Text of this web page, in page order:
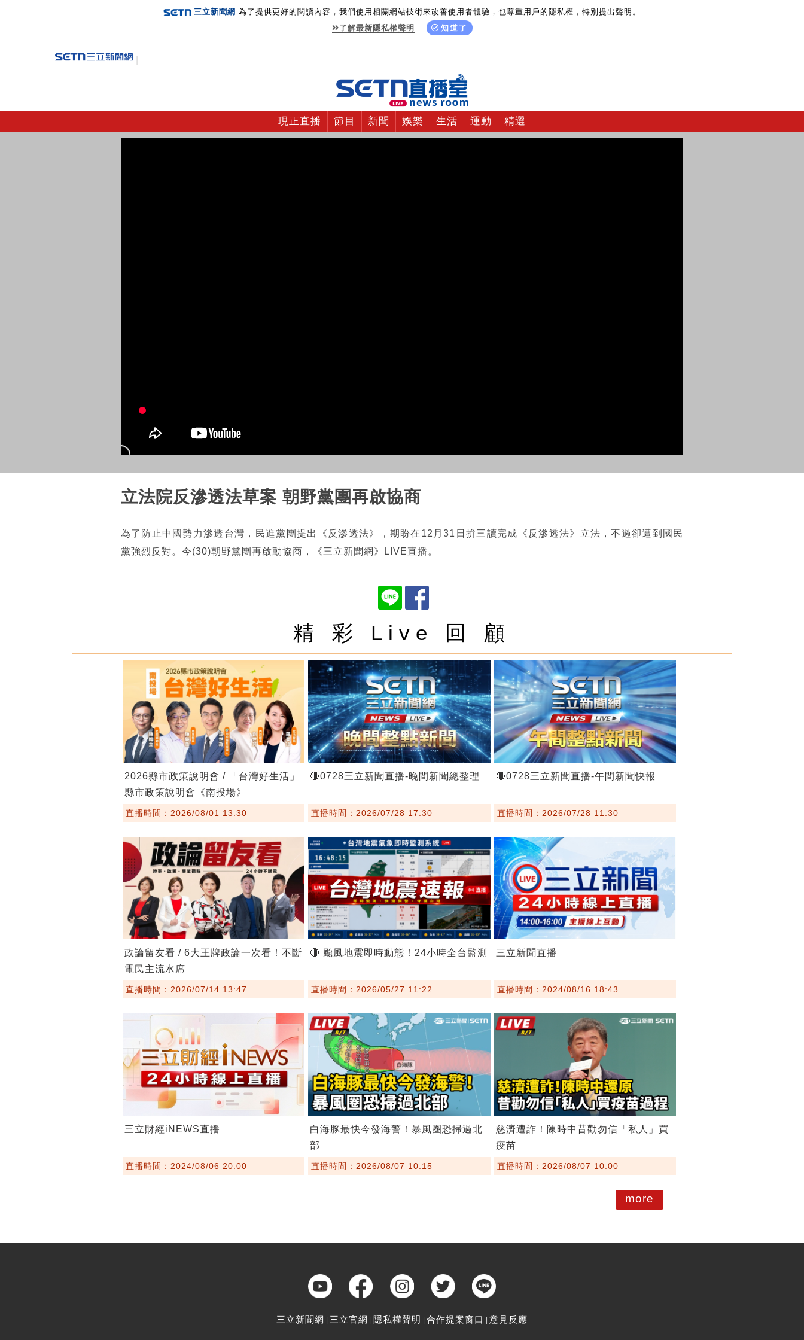
三立新聞網 為了提供更好的閱讀內容，我們使用相關網站技術來改善使用者體驗，也尊重用戶的隱私權，特別提出聲明。
了解最新隱私權聲明
知道了
現正直播 節目 新聞 娛樂 生活 運動 精選
立法院反滲透法草案 朝野黨團再啟協商
為了防止中國勢力滲透台灣，民進黨團提出《反滲透法》，期盼在12月31日拚三讀完成《反滲透法》立法，不過卻遭到國民
黨強烈反對。今(30)朝野黨團再啟動協商，《三立新聞網》LIVE直播。
精 彩 Live 回 顧
2026縣市政策說明會 / 「台灣好生活」
縣市政策說明會《南投場》
直播時間：2026/08/01 13:30
🔴0728三立新聞直播-晚間新聞總整理
直播時間：2026/07/28 17:30
🔴0728三立新聞直播-午間新聞快報
直播時間：2026/07/28 11:30
政論留友看 / 6大王牌政論一次看！不斷
電民主流水席
直播時間：2026/07/14 13:47
🔴 颱風地震即時動態！24小時全台監測
直播時間：2026/05/27 11:22
三立新聞直播
直播時間：2024/08/16 18:43
三立財經iNEWS直播
直播時間：2024/08/06 20:00
白海豚最快今發海警！暴風圈恐掃過北
部
直播時間：2026/08/07 10:15
慈濟遭詐！陳時中昔勸勿信「私人」買
疫苗
直播時間：2026/08/07 10:00
more
三立新聞網 三立官網 隱私權聲明 合作提案窗口 意見反應